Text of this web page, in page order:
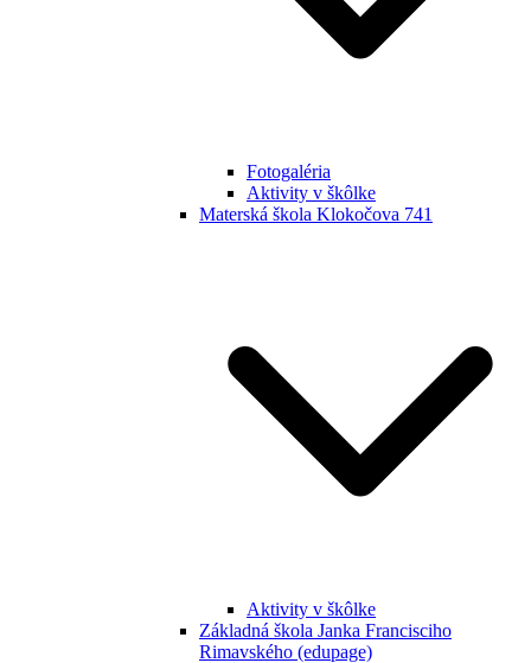
Fotogaléria
Aktivity v škôlke
Materská škola Klokočova 741
Aktivity v škôlke
Základná škola Janka Francisciho
Rimavského (edupage)